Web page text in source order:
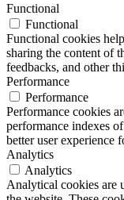
Functional
Functional
Functional cookies
sharing the content of
feedbacks, and other
Performance
Performance
Performance cookies
performance indexes
better user experience
Analytics
Analytics
Analytical cookies are